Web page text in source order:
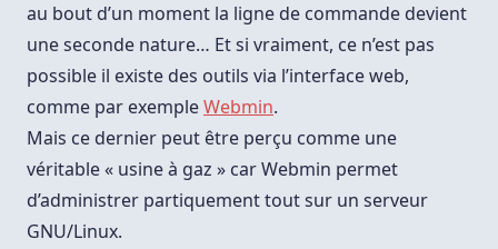
au bout d’un moment la ligne de commande devient
une seconde nature… Et si vraiment, ce n’est pas
possible il existe des outils via l’interface web,
comme par exempleWebmin.
Mais ce dernier peut être perçu comme une
véritable « usine à gaz » car Webmin permet
d’administrer partiquement tout sur un serveur
GNU/Linux.